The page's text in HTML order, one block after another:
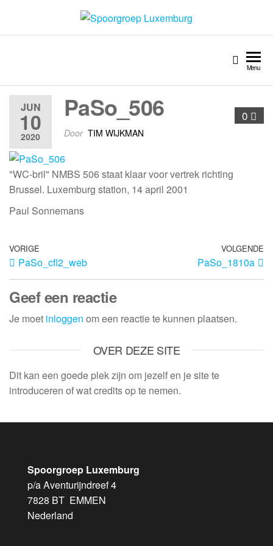
Spoorgroep Luxemburg
Menu
JUN
10
2020
0
PaSo_506
Door TIM WIJKMAN
"WC-bril" NMBS 506 staat klaar voor vertrek richting
Brussel. Luxemburg station, 14 april 2001
Paul Sonnemans
VORIGE
PaSo_cfl2_web
VOLGENDE
PaSo_1810a
Geef een reactie
Je moet inloggen om een reactie te kunnen plaatsen.
OVER DEZE SITE
Dit kan een goede plek zijn om jezelf en je site te
introduceren of wat credits op te nemen.
Spoorgroep Luxemburg
p/a Aventurijndreef 4
7828 BT EMMEN
Nederland